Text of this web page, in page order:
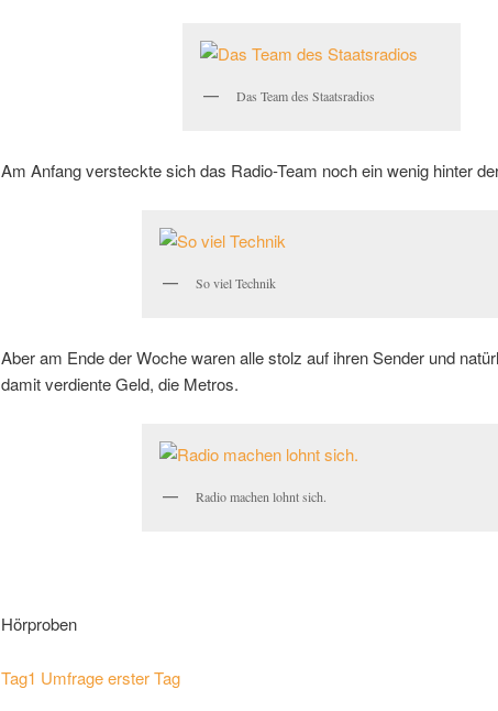
Das Team des Staatsradios
Am Anfang versteckte sich das Radio-Team noch ein wenig hinter
So viel Technik
Aber am Ende der Woche waren alle stolz auf ihren Sender und
damit verdiente Geld, die Metros.
Radio machen lohnt sich.
Hörproben
Tag1 Umfrage erster Tag